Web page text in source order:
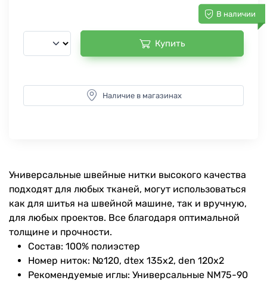
В наличии
Купить
Наличие в магазинах
Универсальные швейные нитки высокого качества
подходят для любых тканей, могут использоваться
как для шитья на швейной машине, так и вручную,
для любых проектов. Все благодаря оптимальной
толщине и прочности.
Состав: 100% полиэстер
Номер ниток: №120, dtex 135x2, den 120x2
Рекомендуемые иглы: Универсальные NM75-90